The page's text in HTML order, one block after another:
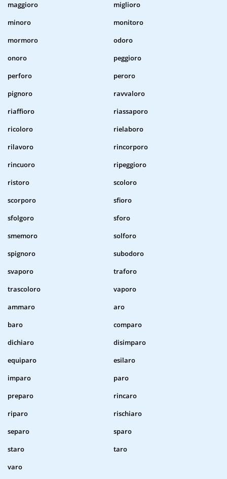
maggioro
miglioro
minoro
monitoro
mormoro
odoro
onoro
peggioro
perforo
peroro
pignoro
ravvaloro
riaffioro
riassaporo
ricoloro
rielaboro
rilavoro
rincorporo
rincuoro
ripeggioro
ristoro
scoloro
scorporo
sfioro
sfolgoro
sforo
smemoro
solforo
spignoro
subodoro
svaporo
traforo
trascoloro
vaporo
ammaro
aro
baro
comparo
dichiaro
disimparo
equiparo
esilaro
imparo
paro
preparo
rincaro
riparo
rischiaro
separo
sparo
staro
taro
varo